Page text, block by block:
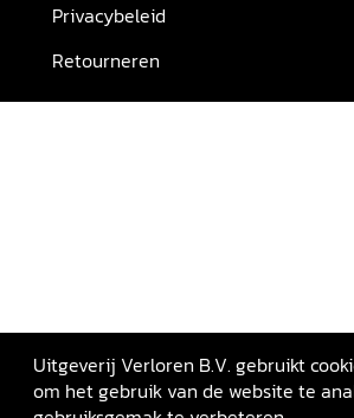
Privacybeleid
Retourneren
Uitgeverij Verloren B.V. gebruikt
om het gebruik van de website te